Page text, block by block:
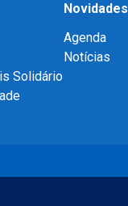
Solidário
Novidades
Agenda
Notícias